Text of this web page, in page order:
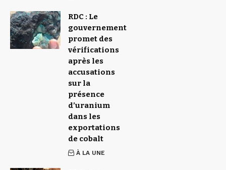
RDC : Le
gouvernement
promet des
vérifications
après les
accusations
sur la
présence
d’uranium
dans les
exportations
de cobalt
À LA UNE